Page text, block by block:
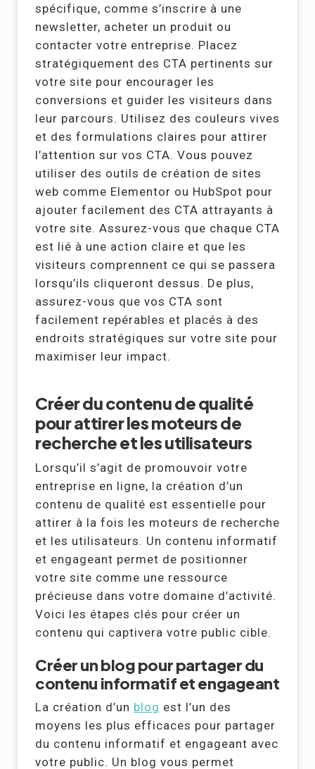
spécifique, comme s’inscrire à une
newsletter, acheter un produit ou
contacter votre entreprise. Placez
stratégiquement des CTA pertinents sur
votre site pour encourager les
conversions et guider les visiteurs dans
leur parcours. Utilisez des couleurs vives
et des formulations claires pour attirer
l’attention sur vos CTA. Vous pouvez
utiliser des outils de création de sites
web comme Elementor ou HubSpot pour
ajouter facilement des CTA attrayants à
votre site. Assurez-vous que chaque CTA
est lié à une action claire et que les
visiteurs comprennent ce qui se passera
lorsqu’ils cliqueront dessus. De plus,
assurez-vous que vos CTA sont
facilement repérables et placés à des
endroits stratégiques sur votre site pour
maximiser leur impact.
Créer du contenu de qualité
pour attirer les moteurs de
recherche et les utilisateurs
Lorsqu’il s’agit de promouvoir votre
entreprise en ligne, la création d’un
contenu de qualité est essentielle pour
attirer à la fois les moteurs de recherche
et les utilisateurs. Un contenu informatif
et engageant permet de positionner
votre site comme une ressource
précieuse dans votre domaine d’activité.
Voici les étapes clés pour créer un
contenu qui captivera votre public cible.
Créer un blog pour partager du
contenu informatif et engageant
La création d’un blog est l’un des
moyens les plus efficaces pour partager
du contenu informatif et engageant avec
votre public. Un blog vous permet